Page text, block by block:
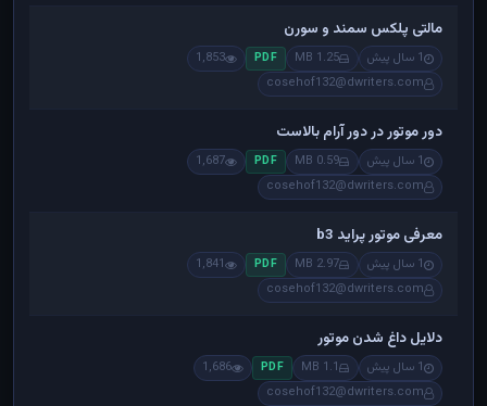
مالتی پلکس سمند و سورن
1 سال پیش 1.25 MB
PDF
1,853
cosehof132@dwriters.com
دور موتور در دور آرام بالاست
1 سال پیش 0.59 MB
PDF
1,687
cosehof132@dwriters.com
معرفی موتور پراید b3
1 سال پیش 2.97 MB
PDF
1,841
cosehof132@dwriters.com
دلایل داغ شدن موتور
1 سال پیش 1.1 MB
PDF
1,686
cosehof132@dwriters.com